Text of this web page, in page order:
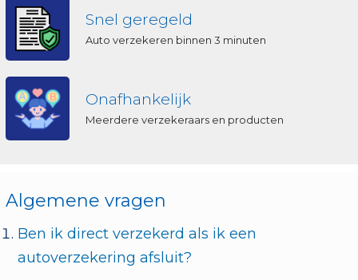
Snel geregeld
Auto verzekeren binnen 3 minuten
Onafhankelijk
Meerdere verzekeraars en producten
Algemene vragen
Ben ik direct verzekerd als ik een
autoverzekering afsluit?